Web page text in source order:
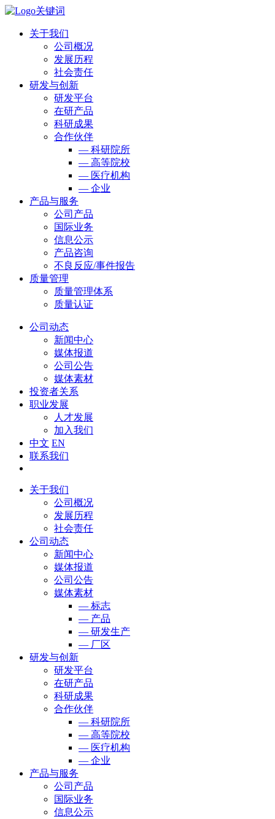
关于我们
公司概况
发展历程
社会责任
研发与创新
研发平台
在研产品
科研成果
合作伙伴
— 科研院所
— 高等院校
— 医疗机构
— 企业
产品与服务
公司产品
国际业务
信息公示
产品咨询
不良反应/事件报告
质量管理
质量管理体系
质量认证
公司动态
新闻中心
媒体报道
公司公告
媒体素材
投资者关系
职业发展
人才发展
加入我们
中文 EN
联系我们
关于我们
公司概况
发展历程
社会责任
公司动态
新闻中心
媒体报道
公司公告
媒体素材
— 标志
— 产品
— 研发生产
— 厂区
研发与创新
研发平台
在研产品
科研成果
合作伙伴
— 科研院所
— 高等院校
— 医疗机构
— 企业
产品与服务
公司产品
国际业务
信息公示